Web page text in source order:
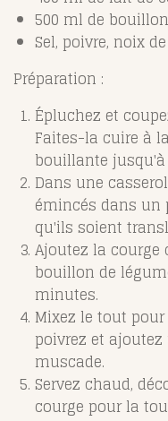
500 ml de
Sel, poivre, noix
Préparation :
Épluchez et
Faites-la cuire à
bouillante
Dans une
émincés dans un
qu'ils soient
Ajoutez la courge
bouillon de
minutes.
Mixez le tout
poivrez et
muscade.
Servez chaud,
courge pour la